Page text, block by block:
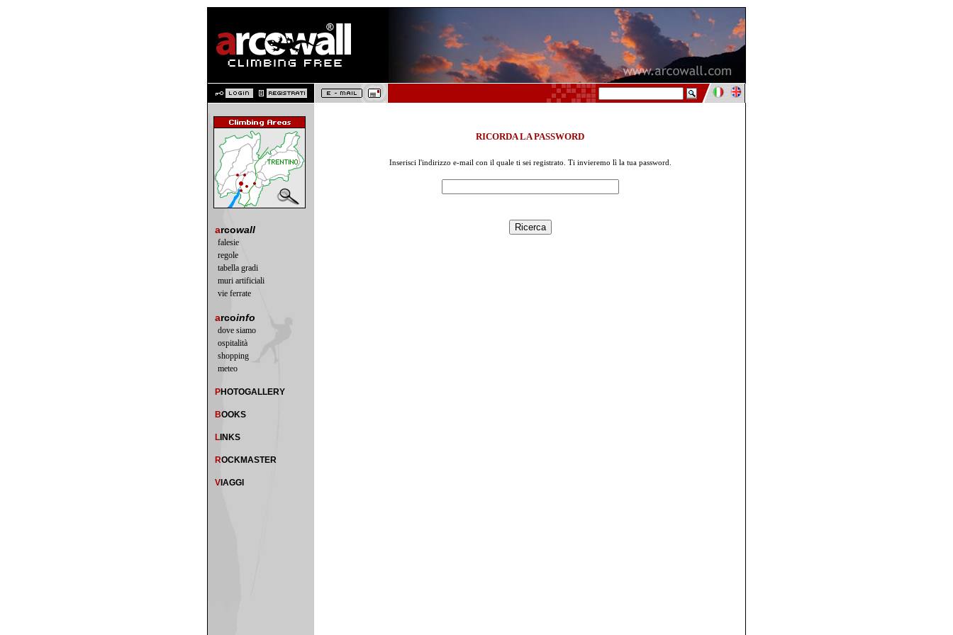
arcowall
falesie
regole
tabella gradi
muri artificiali
vie ferrate
arcoinfo
dove siamo
ospitalità
shopping
meteo
PHOTOGALLERY
BOOKS
L INKS
ROCKMASTER
V IAGGI
RICORDA LA PASSWORD
Inserisci l'indirizzo e-mail con il quale ti sei registrato. Ti invieremo lì la tua password.